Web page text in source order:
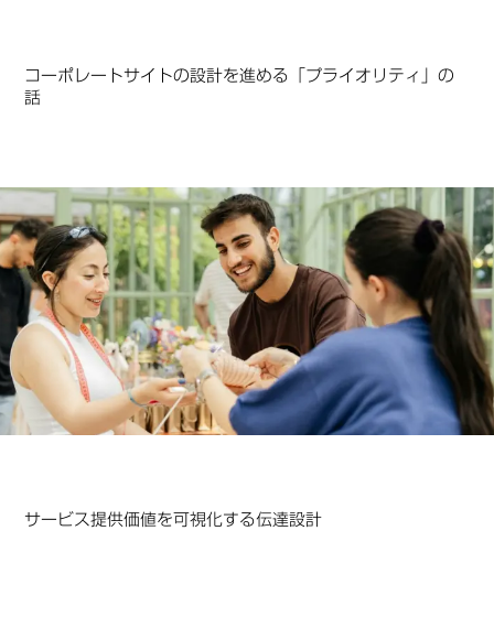
コーポレートサイトの設計を進める「プライオリティ」の
話
サービス提供価値を可視化する伝達設計